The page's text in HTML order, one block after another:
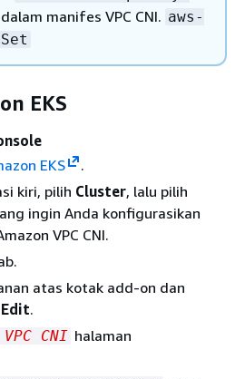
manifes VPC CNI. aws-
EKS
EKS
.
kiri, pilih Cluster, lalu pilih
ingin Anda konfigurasikan
VPC CNI.
atas kotak add-on dan
Edit.
CNI halaman